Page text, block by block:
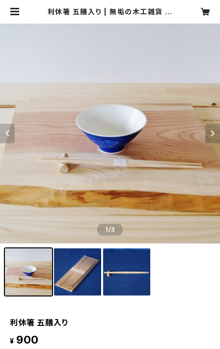
利休箸 五膳入り | 無垢の木工雑貨 m
1/3
利休箸 五膳入り
¥ 900